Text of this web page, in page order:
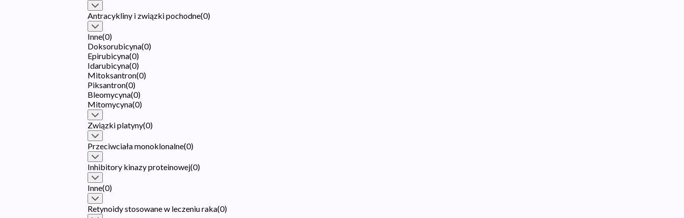
Antracykliny i związki pochodne(0)
Inne(0)
Doksorubicyna(0)
Epirubicyna(0)
Idarubicyna(0)
Mitoksantron(0)
Piksantron(0)
Bleomycyna(0)
Mitomycyna(0)
Związki platyny(0)
Przeciwciała monoklonalne(0)
Inhibitory kinazy proteinowej(0)
Inne(0)
Retynoidy stosowane w leczeniu raka(0)